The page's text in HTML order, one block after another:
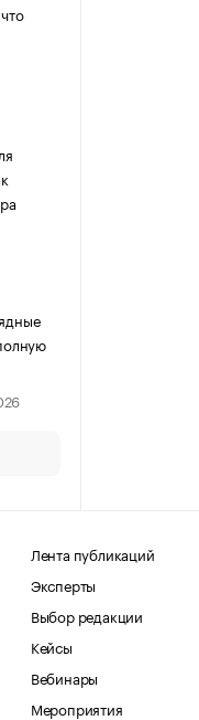
Лента публикаций
Эксперты
Выбор редакции
Кейсы
Вебинары
Мероприятия